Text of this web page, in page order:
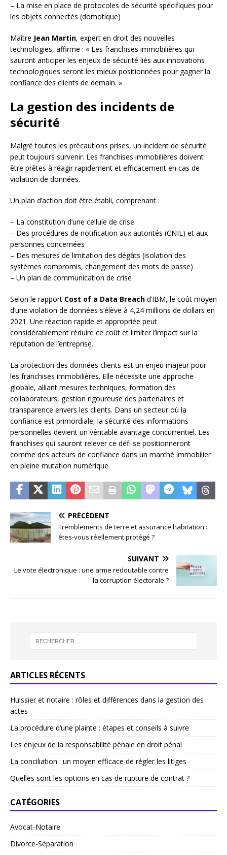
– La mise en place de protocoles de sécurité spécifiques pour
les objets connectés (domotique)
Maître Jean Martin, expert en droit des nouvelles
technologies, affirme : « Les franchises immobilières qui
sauront anticiper les enjeux de sécurité liés aux innovations
technologiques seront les mieux positionnées pour gagner la
confiance des clients de demain. »
La gestion des incidents de
sécurité
Malgré toutes les précautions prises, un incident de sécurité
peut toujours survenir. Les franchises immobilières doivent
être prêtes à réagir rapidement et efficacement en cas de
violation de données.
Un plan d’action doit être établi, comprenant :
– La constitution d’une cellule de crise
– Des procédures de notification aux autorités (CNIL) et aux
personnes concernées
– Des mesures de limitation des dégâts (isolation des
systèmes compromis, changement des mots de passe)
– Un plan de communication de crise
Selon le rapport Cost of a Data Breach d’IBM, le coût moyen
d’une violation de données s’élève à 4,24 millions de dollars en
2021. Une réaction rapide et appropriée peut
considérablement réduire ce coût et limiter l’impact sur la
réputation de l’entreprise.
La protection des données clients est un enjeu majeur pour
les franchises immobilières. Elle nécessite une approche
globale, alliant mesures techniques, formation des
collaborateurs, gestion rigoureuse des partenaires et
transparence envers les clients. Dans un secteur où la
confiance est primordiale, la sécurité des informations
personnelles devient un véritable avantage concurrentiel. Les
franchises qui sauront relever ce défi se positionneront
comme des acteurs de confiance dans un marché immobilier
en pleine mutation numérique.
PRÉCÉDENT
Tremblements de terre et assurance habitation :
êtes-vous réellement protégé ?
SUIVANT
Le vote électronique : une arme redoutable contre
la corruption électorale ?
ARTICLES RÉCENTS
Huissier et notaire : rôles et différences dans la gestion des
actes
La procédure d’une plainte : étapes et conseils à suivre
Les enjeux de la responsabilité pénale en droit pénal
La conciliation : un moyen efficace de régler les litiges
Quelles sont les options en cas de rupture de contrat ?
CATÉGORIES
Avocat-Notaire
Divorce-Séparation